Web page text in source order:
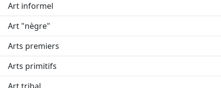
Art informel
Art "nègre"
Arts premiers
Arts primitifs